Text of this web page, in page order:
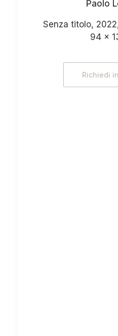
Paolo
Senza titolo,
94 x
Richiedi